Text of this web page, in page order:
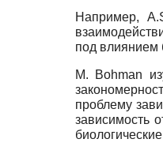
Например,
под влиянием
М. Bohman
проблему
зависимость